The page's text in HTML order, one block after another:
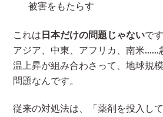
被害をもたらす
これは 日本だけの問題じゃないで
アジア、中東、アフリカ、南米……
温上昇が組み合わさって、地球規
問題なんです。
従来の対処法は、「薬剤を投入し